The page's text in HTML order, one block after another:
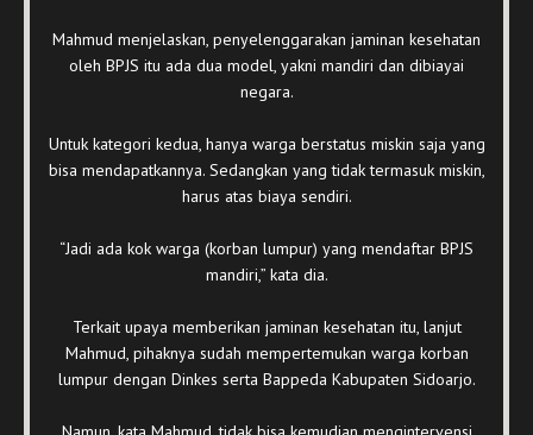
Mahmud menjelaskan, penyelenggarakan jaminan kesehatan
oleh BPJS itu ada dua model, yakni mandiri dan dibiayai
negara.
Untuk kategori kedua, hanya warga berstatus miskin saja yang
bisa mendapatkannya. Sedangkan yang tidak termasuk miskin,
harus atas biaya sendiri.
“Jadi ada kok warga (korban lumpur) yang mendaftar BPJS
mandiri,” kata dia.
Terkait upaya memberikan jaminan kesehatan itu, lanjut
Mahmud, pihaknya sudah mempertemukan warga korban
lumpur dengan Dinkes serta Bappeda Kabupaten Sidoarjo.